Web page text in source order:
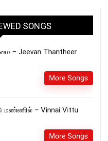
SONGS
– Jeevan Thantheer
More Songs
மண்ணில் – Vinnai Vittu
More Songs